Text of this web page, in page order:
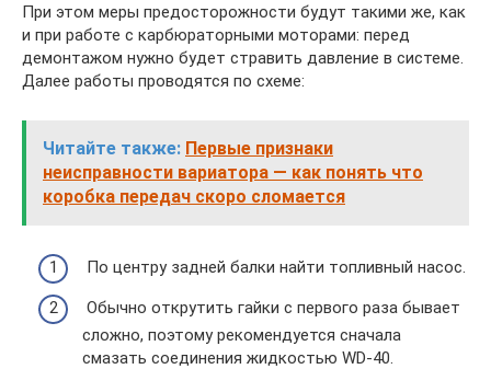
При этом меры предосторожности будут такими же, как
и при работе с карбюраторными моторами: перед
демонтажом нужно будет стравить давление в системе.
Далее работы проводятся по схеме:
Читайте также: Первые признаки
неисправности вариатора — как понять что
коробка передач скоро сломается
По центру задней балки найти топливный насос.
Обычно открутить гайки с первого раза бывает
сложно, поэтому рекомендуется сначала
смазать соединения жидкостью WD-40.